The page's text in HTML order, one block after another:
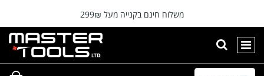
⭐המוצרים מתעדכנים מידי יום ⭐
משלוח חינם בקנייה מעל 299₪
ניווט ראשיהצגת חיפוש